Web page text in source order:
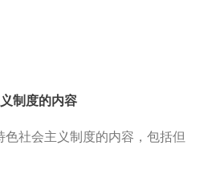
制度的内容
社会主义制度的内容，包括但